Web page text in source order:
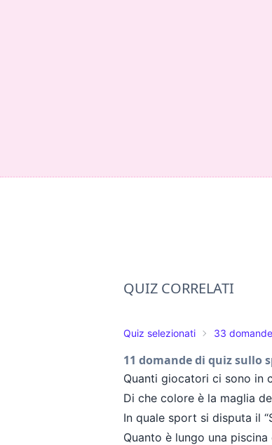
QUIZ CORRELATI
Quiz selezionati 33
11 domande di quiz sullo
Quanti giocatori ci sono in
Di che colore è la maglia
In quale sport si disputa il
Quanto è lungo una